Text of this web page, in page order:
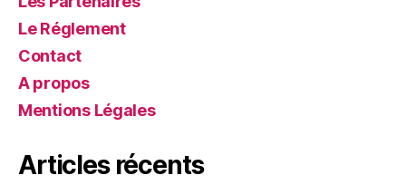
Le Réglement
Contact
A propos
Mentions Légales
Articles récents